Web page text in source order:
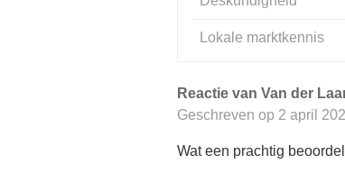
Lokale marktkennis
Reactie van Van der
Geschreven op 2 april
Wat een prachtig